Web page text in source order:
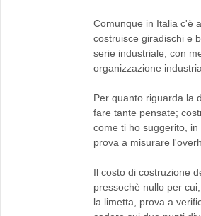
Comunque in Italia c'è
costruisce giradischi e
serie industriale, con
organizzazione
Per quanto riguarda la
fare tante pensate;
come ti ho suggerito,
prova a misurare
Il costo di costruzione
pressochè nullo per
la limetta, prova a